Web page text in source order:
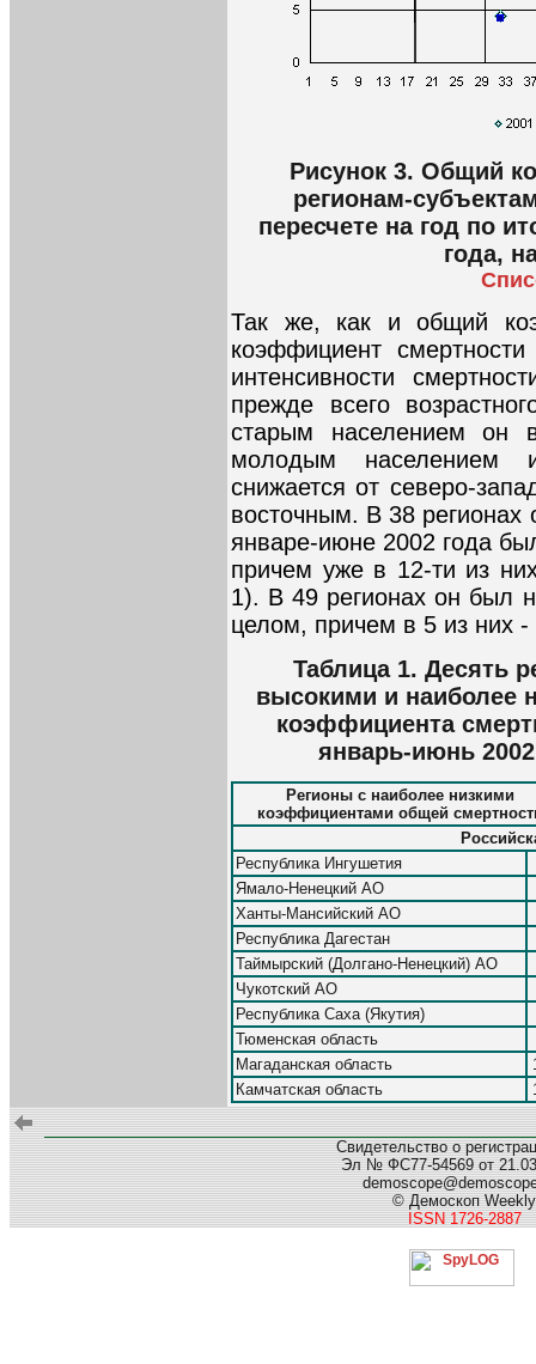
Рисунок 3. Общий
регионам-
пересчете на год по
года,
Так же, как и общий
коэффициент
интенсивности
прежде всего
старым населением он
молодым населением
снижается от северо-
восточным. В 38
январе-июне 2002 года
причем уже в 12-ти из
1). В 49 регионах он был
целом, причем в 5 из них -
Таблица 1. Десять
высокими и наиболее
коэффициента
январь-июнь
Регионы с наиболее низкими
коэффициентами общей
Республика Ингушетия
Ямало-Ненецкий АО
Ханты-Мансийский АО
Республика Дагестан
Таймырский (Долгано-Ненецкий) АО
Чукотский АО
Республика Саха (Якутия)
Тюменская область
Магаданская область
Камчатская область
Свидетельство о
Эл № ФС77-54569 от
© Демоскоп Weekly
ISSN 1726-2887